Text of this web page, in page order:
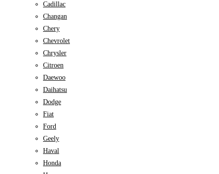
Cadillac
Changan
Chery
Chevrolet
Chrysler
Citroen
Daewoo
Daihatsu
Dodge
Fiat
Ford
Geely
Haval
Honda